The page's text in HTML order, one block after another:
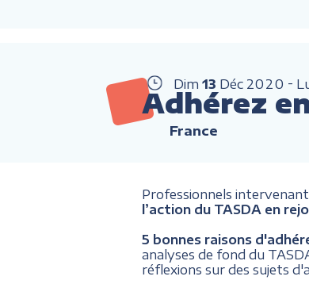
Dim 13 Déc 2020
Adhérez
France
Professionnels
l’action du TASDA en
5 bonnes raisons
analyses de fond du
réflexions sur des sujets